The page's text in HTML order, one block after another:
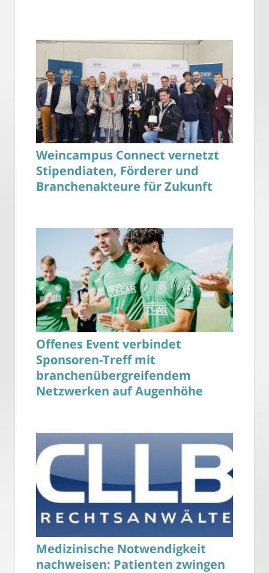
Weincampus Connect vernetzt
Stipendiaten, Förderer und
Branchenakteure für Zukunft
Offenes Event verbindet
Sponsoren-Treff mit
branchenübergreifendem
Netzwerken auf Augenhöhe
Medizinische Notwendigkeit
nachweisen: Patienten zwingen